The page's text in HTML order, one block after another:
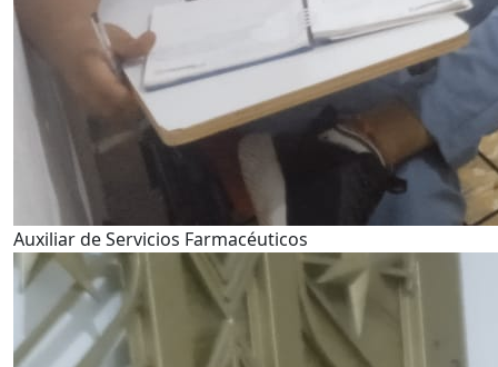
Auxiliar de Servicios Farmacéuticos